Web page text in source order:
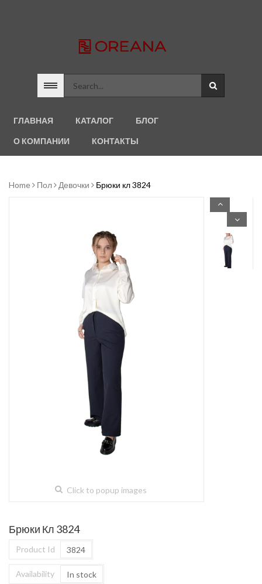
ГЛАВНАЯ КАТАЛОГ БЛОГ
О КОМПАНИИ КОНТАКТЫ
Home Пол Девочки Брюки кл 3824
Click to popup images
Брюки Кл 3824
Product Id 3824
Availability In stock